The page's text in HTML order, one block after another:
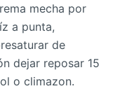
mecha por
a punta,
de
dejar reposar 15
o climazon.